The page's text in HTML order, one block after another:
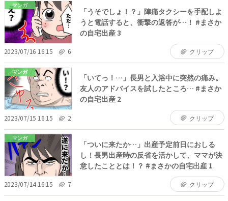
マンガ
「うそでしょ！？」陣痛タクシーを手配しよ
うと電話すると、衝撃の返答が…！ #まさか
の自宅出産 3
2023/07/16 16:15 6 クリップ
マンガ
「いてっ！…」長男と入浴中に突然の痛み。
友人のアドバイスを試したところ… #まさか
の自宅出産 2
2023/07/15 16:15 2 クリップ
マンガ
「ついに来たか…」出産予定前日におしる
し！長男出産時の反省を活かして、ママが決
意したこととは！？ #まさかの自宅出産 1
2023/07/14 16:15 7 クリップ